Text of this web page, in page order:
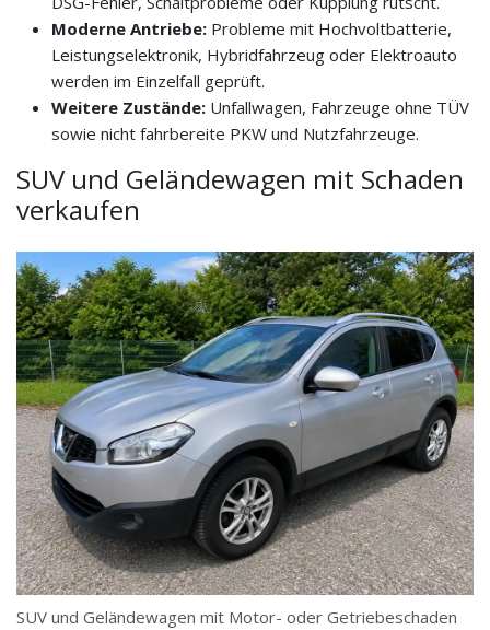
Moderne Antriebe: Probleme mit Hochvoltbatterie,
Leistungselektronik, Hybridfahrzeug oder Elektroauto
werden im Einzelfall geprüft.
Weitere Zustände: Unfallwagen, Fahrzeuge ohne TÜV
sowie nicht fahrbereite PKW und Nutzfahrzeuge.
SUV und Geländewagen mit Schaden
verkaufen
SUV und Geländewagen mit Motor- oder Getriebeschaden